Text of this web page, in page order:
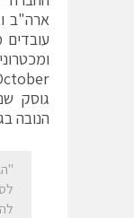
ארה"ב
הנובה